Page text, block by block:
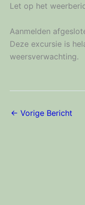
Let op het
Aanmelden
Deze excursie is
weersverwachting.
← Vorige Bericht